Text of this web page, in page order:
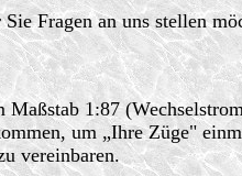
Fragen an uns stellen
1:87
um „Ihre Züge"
vereinbaren.